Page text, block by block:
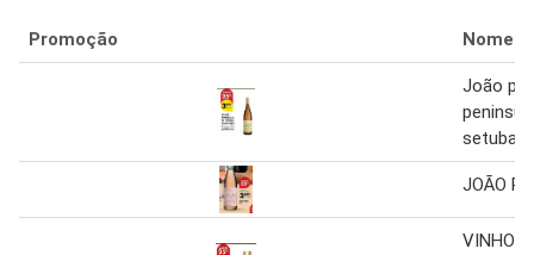
Promoção Nome
João
setubal
JOÃO
VINHO